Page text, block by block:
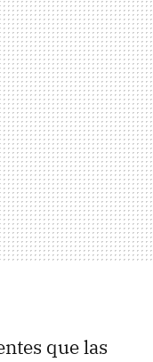
que las